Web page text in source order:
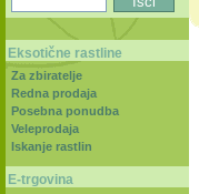
Eksotične rastline
Za zbiratelje
Redna prodaja
Posebna ponudba
Veleprodaja
Iskanje rastlin
E-trgovina